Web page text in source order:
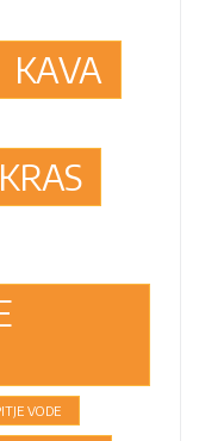
KAVA
KRAS
VODE